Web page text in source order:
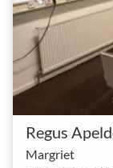
Regus
Margriet